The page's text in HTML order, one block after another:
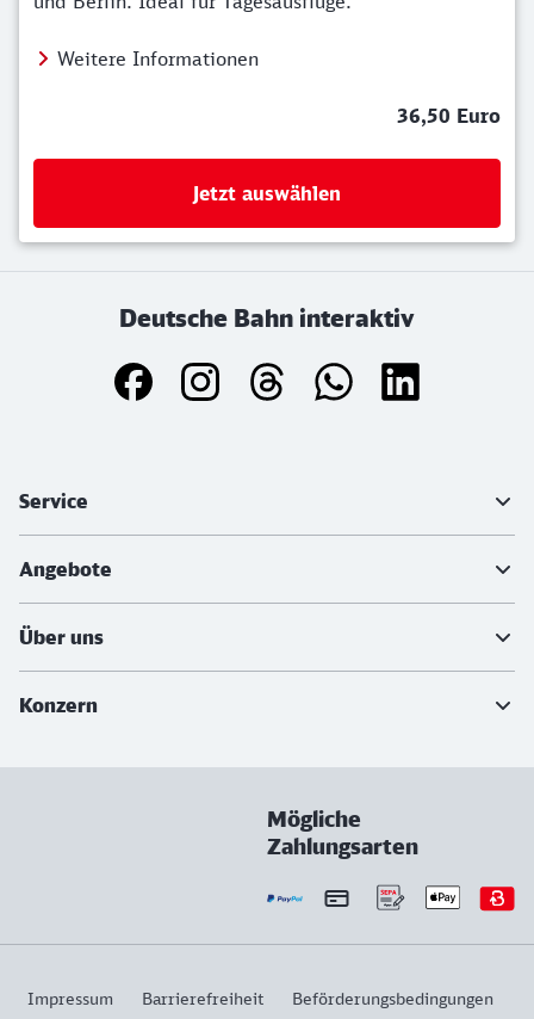
Weitere Informationen
36,50 Euro
Jetzt auswählen
Deutsche Bahn interaktiv
Service
Angebote
Über uns
Konzern
Mögliche
Zahlungsarten
Impressum Barrierefreiheit
Beförderungsbedingungen